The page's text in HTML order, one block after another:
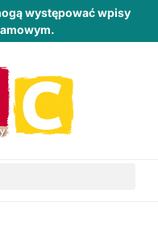
występować wpisy